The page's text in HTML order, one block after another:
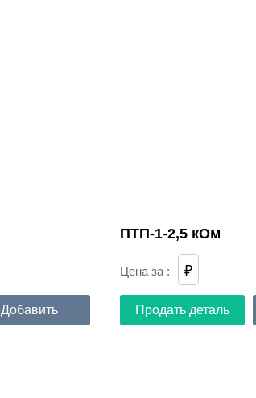
Добавить
ПТП-1-2,5 кОм
Цена за : ₽
Продать деталь